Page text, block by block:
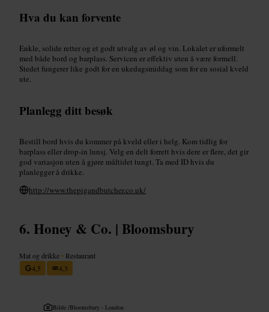
Hva du kan forvente
Enkle, solide retter og et godt utvalg av øl og vin. Lokalet er uformelt
med både bord og barplass. Servicen er effektiv uten å være formell.
Stedet fungerer like godt for en ukedagsmiddag som for en sosial kveld
ute.
Planlegg ditt besøk
Bestill bord hvis du kommer på kveld eller i helg. Kom tidlig for
barplass eller drop-in lunsj. Velg en delt forrett hvis dere er flere, det gir
god variasjon uten å gjøre måltidet tungt. Ta med ID hvis du
planlegger å drikke.
http://www.thepigandbutcher.co.uk/
Honey & Co. | Bloomsbury
Mat og drikke • Restaurant
4,5
4,3
Bilde /Bloomsbury - London